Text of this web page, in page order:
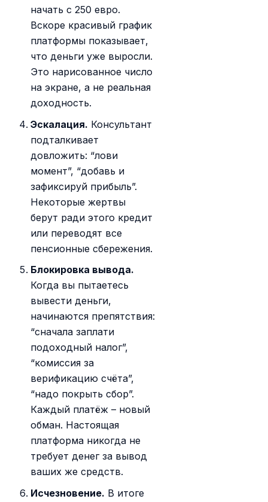
начать с 250 евро.
Вскоре красивый график
платформы показывает,
что деньги уже выросли.
Это нарисованное число
на экране, а не реальная
доходность.
Эскалация. Консультант
подталкивает
довложить: “лови
момент”, “добавь и
зафиксируй прибыль”.
Некоторые жертвы
берут ради этого кредит
или переводят все
пенсионные сбережения.
Блокировка вывода.
Когда вы пытаетесь
вывести деньги,
начинаются препятствия:
“сначала заплати
подоходный налог”,
“комиссия за
верификацию счёта”,
“надо покрыть сбор”.
Каждый платёж – новый
обман. Настоящая
платформа никогда не
требует денег за вывод
ваших же средств.
Исчезновение. В итоге